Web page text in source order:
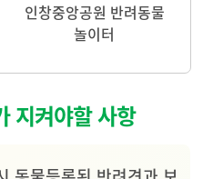
인창중앙공원 반려동물
놀이터
지켜야할 사항